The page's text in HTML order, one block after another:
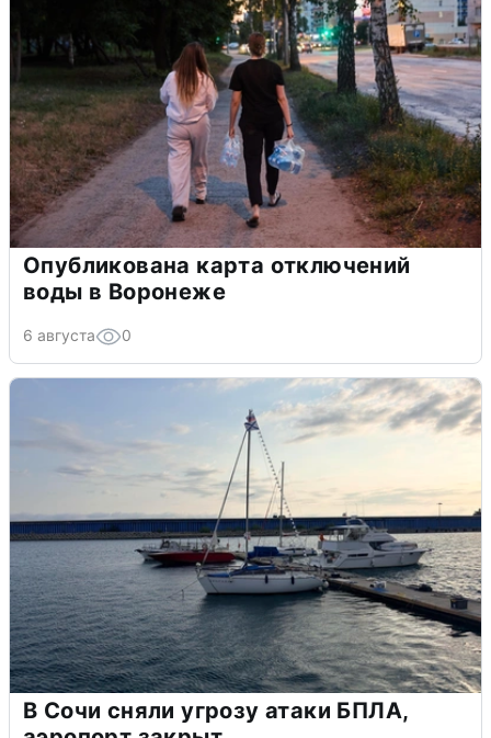
Опубликована карта отключений
воды в Воронеже
6 августа 0
В Сочи сняли угрозу атаки БПЛА,